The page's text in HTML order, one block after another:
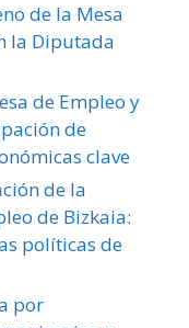
de la Mesa
la Diputada
de Empleo y
de
clave
de la
de Bizkaia:
políticas de
por